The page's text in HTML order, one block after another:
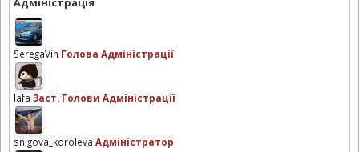
SeregaVin Голова Адміністрації
lafa Заст. Голови Адміністрації
snigova_koroleva Адміністратор